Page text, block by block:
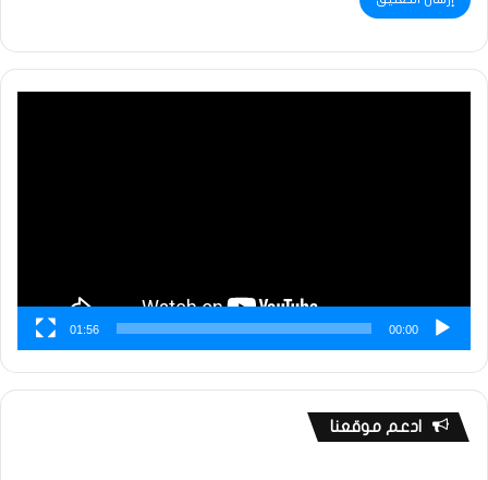
00:00
01:56
ادعم موقعنا